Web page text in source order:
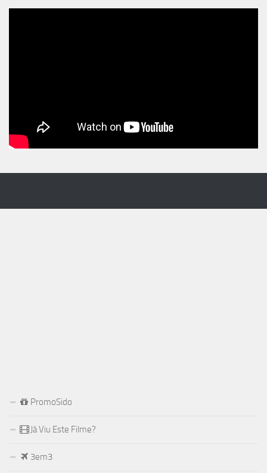
PromoSido
Já Viu Este Filme?
3em3